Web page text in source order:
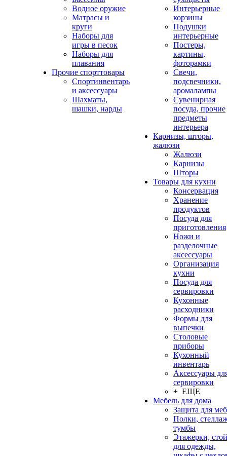
Водное оружие
Матрасы и
круги
Наборы для
игры в песок
Наборы для
плавания
Прочие спорттовары
Спортинвентарь
и аксессуары
Шахматы,
шашки, нарды
Интерьерные
корзины
Подушки
интерьерные
Постеры,
картины,
фоторамки
Свечи,
подсвечники,
аромалампы
Сувенирная
посуда, прочие
предметы
интерьера
Карнизы, шторы,
жалюзи
Жалюзи
Карнизы
Шторы
Товары для кухни
Консервация
Хранение
продуктов
Посуда для
приготовления
Ножи и
разделочные
аксессуары
Организация
кухни
Посуда для
сервировки
Кухонные
расходники
Формы для
выпечки
Столовые
приборы
Кухонный
инвентарь
Аксессуары
сервировки
+ ЕЩЕ
Мебель для дома
Защита для
Полки,
тумбы
Этажерки,
для одежды,